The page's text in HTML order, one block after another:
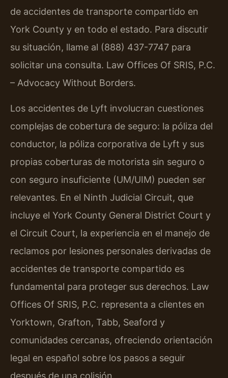
de accidentes de transporte compartido en
York County y en todo el estado. Para discutir
su situación, llame al (888) 437-7747 para
solicitar una consulta. Law Offices Of SRIS, P.C.
– Advocacy Without Borders.
Los accidentes de Lyft involucran cuestiones
complejas de cobertura de seguro: la póliza del
conductor, la póliza corporativa de Lyft y sus
propias coberturas de motorista sin seguro o
con seguro insuficiente (UM/UIM) pueden ser
relevantes. En el Ninth Judicial Circuit, que
incluye el York County General District Court y
el Circuit Court, la experiencia en el manejo de
reclamos por lesiones personales derivadas de
accidentes de transporte compartido es
fundamental para proteger sus derechos. Law
Offices Of SRIS, P.C. representa a clientes en
Yorktown, Grafton, Tabb, Seaford y
comunidades cercanas, ofreciendo orientación
legal en español sobre los pasos a seguir
después de una colisión.